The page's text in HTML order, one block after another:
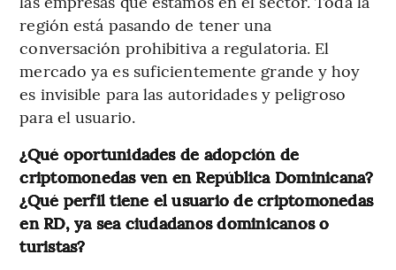
región está pasando de tener una
conversación prohibitiva a regulatoria. El
mercado ya es suficientemente grande y hoy
es invisible para las autoridades y peligroso
para el usuario.
¿Qué oportunidades de adopción de
criptomonedas ven en República Dominicana?
¿Qué perfil tiene el usuario de criptomonedas
en RD, ya sea ciudadanos dominicanos o
turistas?